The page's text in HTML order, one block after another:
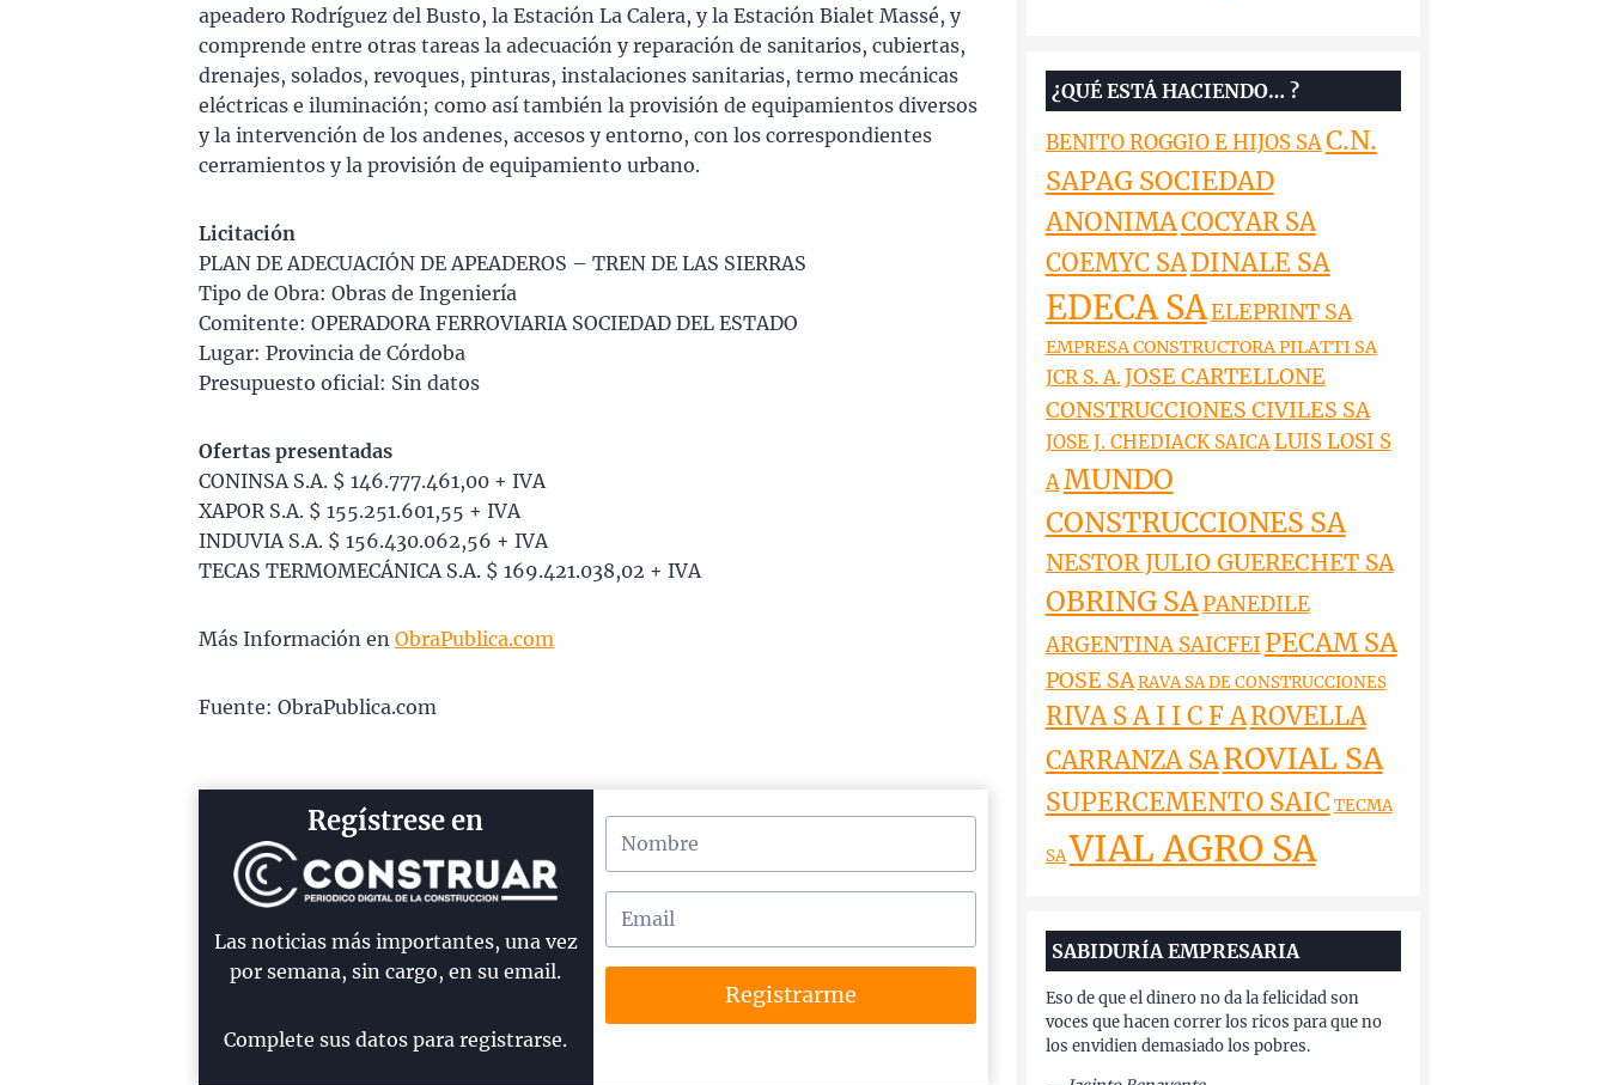
apeadero Rodríguez del Busto, la Estación La Calera, y la Estación Bialet Massé, y
comprende entre otras tareas la adecuación y reparación de sanitarios, cubiertas,
drenajes, solados, revoques, pinturas, instalaciones sanitarias, termo mecánicas
eléctricas e iluminación; como así también la provisión de equipamientos diversos
y la intervención de los andenes, accesos y entorno, con los correspondientes
cerramientos y la provisión de equipamiento urbano.
Licitación
PLAN DE ADECUACIÓN DE APEADEROS – TREN DE LAS SIERRAS
Tipo de Obra: Obras de Ingeniería
Comitente: OPERADORA FERROVIARIA SOCIEDAD DEL ESTADO
Lugar: Provincia de Córdoba
Presupuesto oficial: Sin datos
Ofertas presentadas
CONINSA S.A. $ 146.777.461,00 + IVA
XAPOR S.A. $ 155.251.601,55 + IVA
INDUVIA S.A. $ 156.430.062,56 + IVA
TECAS TERMOMECÁNICA S.A. $ 169.421.038,02 + IVA
Más Información en ObraPublica.com
Fuente: ObraPublica.com
Regístrese en
Las noticias más importantes, una vez
por semana, sin cargo, en su email.
Complete sus datos para registrarse.
Registrarme
¿QUÉ ESTÁ HACIENDO… ?
BENITO ROGGIO E HIJOS SAC.N.
SAPAG SOCIEDAD
ANONIMACOCYAR SA
COEMYC SADINALE SA
EDECA SAELEPRINT SA
EMPRESA CONSTRUCTORA PILATTI SA
JCR S. A.JOSE CARTELLONE
CONSTRUCCIONES CIVILES SA
JOSE J. CHEDIACK SAICALUIS LOSI S
AMUNDO
CONSTRUCCIONES SA
NESTOR JULIO GUERECHET SA
OBRING SAPANEDILE
ARGENTINA SAICFEI PECAM SA
POSE SARAVA SA DE CONSTRUCCIONES
RIVA S A I I C F AROVELLA
CARRANZA SAROVIAL SA
SUPERCEMENTO SAIC TECMA
SAVIAL AGRO SA
SABIDURÍA EMPRESARIA
Eso de que el dinero no da la felicidad son
voces que hacen correr los ricos para que no
los envidien demasiado los pobres.